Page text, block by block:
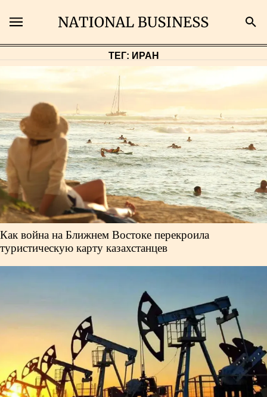
Поиск
Главная
Экономика
Бизнес
Рынки
Технологии
Исследования
Люди
ТЕГ: ИРАН
Как война на Ближнем Востоке перекроила
туристическую карту казахстанцев